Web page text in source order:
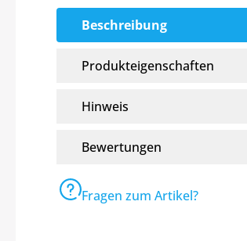
Beschreibung
Produkteigenschaften
Hinweis
Bewertungen
Fragen zum Artikel?